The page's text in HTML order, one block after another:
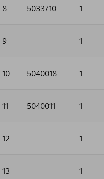
8 5033710 1
9 1
10 5040018 1
11 5040011 1
12 1
13 1